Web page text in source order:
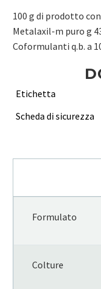
100 g di prodotto
Metalaxil-m puro g
Coformulanti q.b. a
Etichetta
Scheda di sicurezza
Formulato
Colture